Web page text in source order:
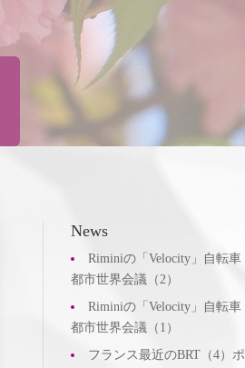
News
Riminiの「Velocity」自転車
都市世界会議（2）
Riminiの「Velocity」自転車
都市世界会議（1）
フランス最近のBRT（4）ポ